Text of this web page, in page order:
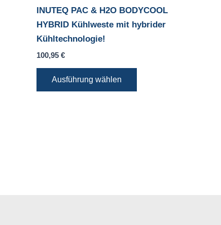
INUTEQ PAC & H2O BODYCOOL
HYBRID Kühlweste mit hybrider
Kühltechnologie!
100,95 €
Ausführung wählen
Optionen
können
werden